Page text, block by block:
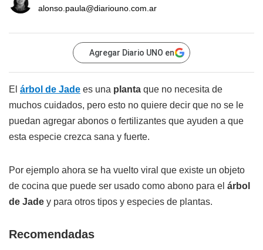
alonso.paula@diariouno.com.ar
Agregar Diario UNO en
El árbol de Jade es una planta que no necesita de
muchos cuidados, pero esto no quiere decir que no se le
puedan agregar abonos o fertilizantes que ayuden a que
esta especie crezca sana y fuerte.
Por ejemplo ahora se ha vuelto viral que existe un objeto
de cocina que puede ser usado como abono para el árbol
de Jade y para otros tipos y especies de plantas.
Recomendadas